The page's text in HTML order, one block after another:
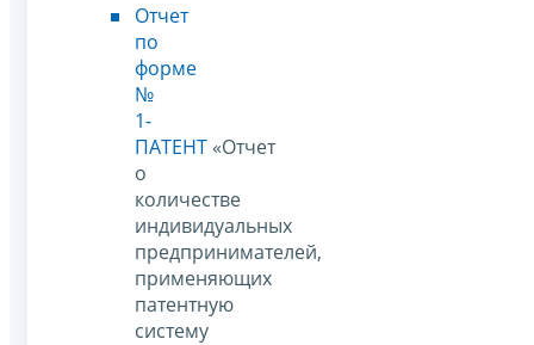
Отчет
по
форме
№
1-
ПАТЕНТ «Отчет
о
количестве
индивидуальных
предпринимателей,
применяющих
патентную
систему